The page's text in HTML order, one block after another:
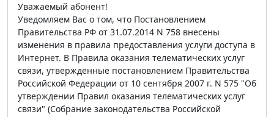
Уважаемый абонент!
Уведомляем Вас о том, что Постановлением
Правительства РФ от 31.07.2014 N 758 внесены
изменения в правила предоставления услуги доступа в
Интернет. В Правила оказания телематических услуг
связи, утвержденные постановлением Правительства
Российской Федерации от 10 сентября 2007 г. N 575 "Об
утверждении Правил оказания телематических услуг
связи" (Собрание законодательства Российской